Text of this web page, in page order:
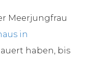
Meerjungfrau
in
haben, bis